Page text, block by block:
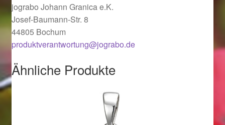
Partner
Shop
Startseite
Startseite
jograbo Johann Granica e.K.
Josef-Baumann-Str. 8
44805 Bochum
produktverantwortung@jograbo.de
Ähnliche Produkte